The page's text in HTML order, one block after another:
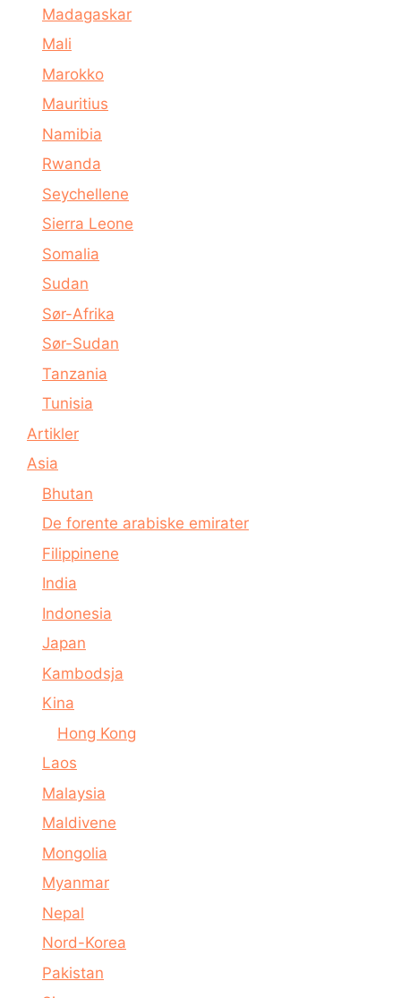
Madagaskar
Mali
Marokko
Mauritius
Namibia
Rwanda
Seychellene
Sierra Leone
Somalia
Sudan
Sør-Afrika
Sør-Sudan
Tanzania
Tunisia
Artikler
Asia
Bhutan
De forente arabiske emirater
Filippinene
India
Indonesia
Japan
Kambodsja
Kina
Hong Kong
Laos
Malaysia
Maldivene
Mongolia
Myanmar
Nepal
Nord-Korea
Pakistan